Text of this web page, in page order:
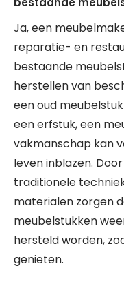
Ja, een
reparatie- en
bestaande
herstellen van
een oud
een erfstuk, een
vakmanschap kan
leven inblazen.
traditionele
materialen zorgen
meubelstukken
hersteld worden,
genieten.